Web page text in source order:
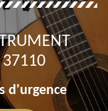
37110
d'urgence